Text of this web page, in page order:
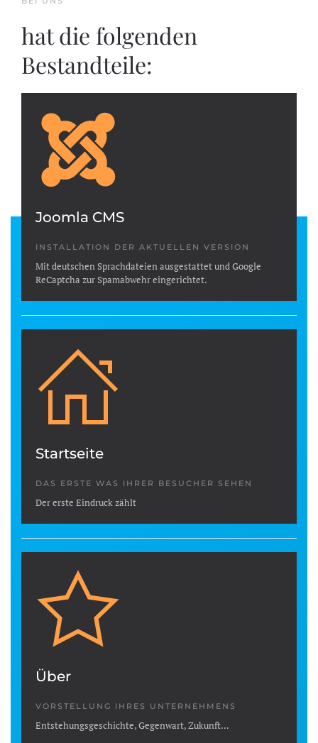
hat die folgenden
Bestandteile:
Joomla CMS
INSTALLATION DER AKTUELLEN VERSION
Mit deutschen Sprachdateien ausgestattet und Google
ReCaptcha zur Spamabwehr eingerichtet.
Startseite
DAS ERSTE WAS IHRER BESUCHER SEHEN
Der erste Eindruck zählt
Über
VORSTELLUNG IHRES UNTERNEHMENS
Entstehungsgeschichte, Gegenwart, Zukunft...